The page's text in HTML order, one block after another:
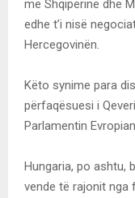
me Shqipërinë dhe
edhe t’i nisë
Hercegovinën.
Këto synime para
përfaqësuesi i
Parlamentin
Hungaria, po ashtu,
vende të rajonit nga